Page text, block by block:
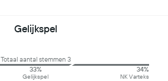
Gelijkspel
Totaal aantal stemmen 3
33%
Gelijkspel
34%
NK Varteks